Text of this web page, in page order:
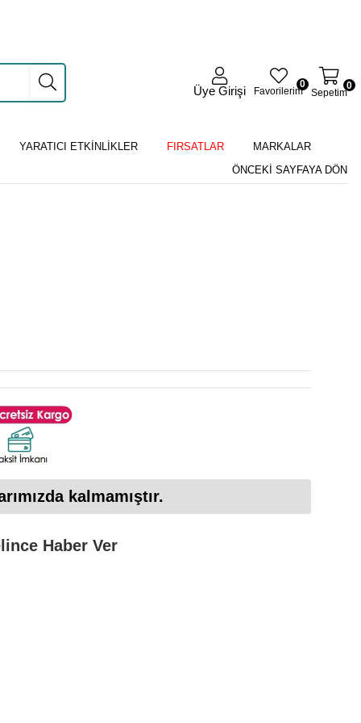
Üye Girişi Favorilerim
0
Sepetim
0
YARATICI ETKİNLİKLER FIRSATLAR
MARKALAR
ÖNCEKI SAYFAYA DÖN
kalmamıştır.
Haber Ver